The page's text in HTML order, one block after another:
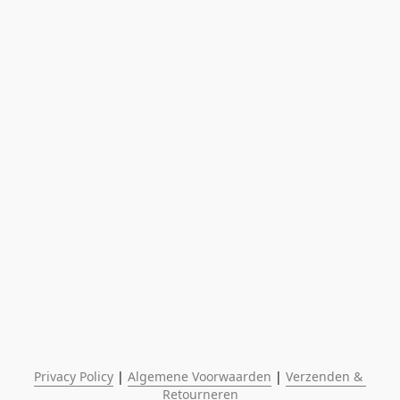
Privacy Policy | Algemene Voorwaarden | Verzenden &
Retourneren